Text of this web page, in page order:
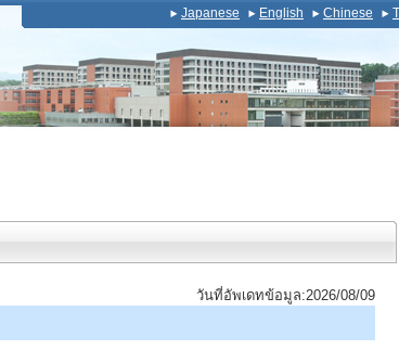
Japanese English Chinese
วันที่อัพเดทข้อมูล:2026/08/09